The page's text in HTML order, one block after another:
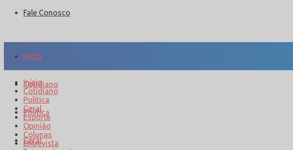
Fale Conosco
Início
Cotidiano
Política
Geral
Início
Cotidiano
Política
Geral
Esporte
Opinião
Colunas
Entrevista